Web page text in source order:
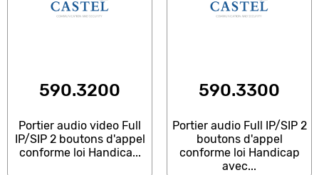
590.3200
Portier audio video Full
IP/SIP 2 boutons d'appel
conforme loi Handica...
590.3300
Portier audio Full IP/SIP 2
boutons d'appel
conforme loi Handicap
avec...